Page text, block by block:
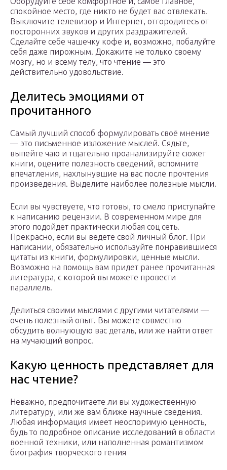
спокойное место, где никто не будет вас отвлекать.
Выключите телевизор и Интернет, отгородитесь от
посторонних звуков и других раздражителей.
Сделайте себе чашечку кофе и, возможно, побалуйте
себя даже пирожным. Докажите не только своему
мозгу, но и всему телу, что чтение — это
действительно удовольствие.
Делитесь эмоциями от
прочитанного
Самый лучший способ формулировать своё мнение
— это письменное изложение мыслей. Сядьте,
выпейте чаю и тщательно проанализируйте сюжет
книги, оцените полезность сведений, вспомните
впечатления, нахлынувшие на вас после прочтения
произведения. Выделите наиболее полезные мысли.
Если вы чувствуете, что готовы, то смело приступайте
к написанию рецензии. В современном мире для
этого подойдет практически любая соц сеть.
Прекрасно, если вы ведете свой личный блог. При
написании, обязательно используйте понравившиеся
цитаты из книги, формулировки, ценные мысли.
Возможно на помощь вам придет ранее прочитанная
литература, с которой вы можете провести
параллель.
Делиться своими мыслями с другими читателями —
очень полезный опыт. Вы можете совместно
обсудить волнующую вас деталь, или же найти ответ
на мучающий вопрос.
Какую ценность представляет для
нас чтение?
Неважно, предпочитаете ли вы художественную
литературу, или же вам ближе научные сведения.
Любая информация имеет неоспоримую ценность,
будь то подробное описание исследований в области
военной техники, или наполненная романтизмом
биография творческого гения